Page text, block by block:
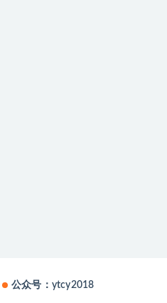
公众号：ytcy2018